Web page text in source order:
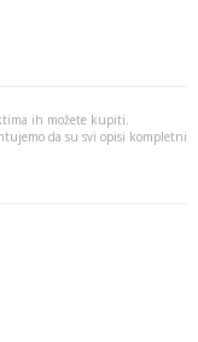
ih možete kupiti.
da su svi opisi kompletni